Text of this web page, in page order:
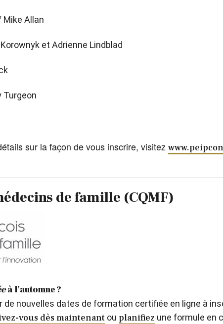
rMike Allan
et Adrienne Lindblad
Turgeon
sur la façon de vous inscrire, visitez
de famille (CQMF)
à l’automne ?
de nouvelles dates de formation certifiée en ligne à
vous dès maintenantou planifiez une formule en